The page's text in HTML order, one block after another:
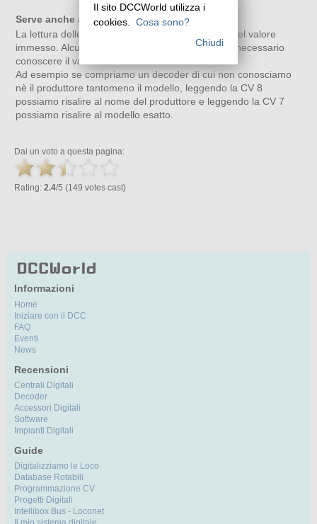
Serve anche ad altro!
La lettura delle CV serve anche a tenere traccia del valore
immesso. Alcune volte per i motivi più disparati è necessario
conoscere il valore di una determinata CV.
Ad esempio se compriamo un decoder di cui non conosciamo
nè il produttore tantomeno il modello, leggendo la CV 8
possiamo risalire al nome del produttore e leggendo la CV 7
possiamo risalire al modello esatto.
Dai un voto a questa pagina:
Rating: 2.4/5 (149 votes cast)
Informazioni
Home
Iniziare con il DCC
FAQ
Eventi
News
Recensioni
Centrali Digitali
Decoder
Accessori Digitali
Software
Impianti Digitali
Guide
Digitalizziamo le Loco
Database Rotabili
Programmazione CV
Progetti Digitali
Intellibox Bus - Loconet
Il sito DCCWorld utilizza i
cookies.
Cosa sono?
Chiudi